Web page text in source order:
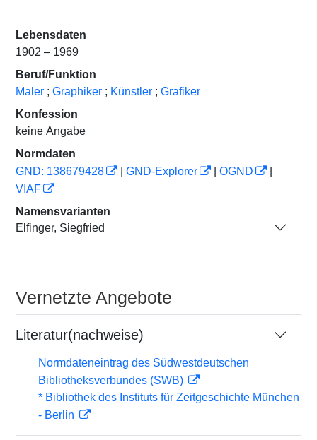
Lebensdaten
1902 – 1969
Beruf/Funktion
Maler ; Graphiker ; Künstler ; Grafiker
Konfession
keine Angabe
Normdaten
GND: 138679428
GND-Explorer OGND
VIAF
Namensvarianten
Elfinger, Siegfried
Vernetzte Angebote
Literatur(nachweise)
Normdateneintrag des Südwestdeutschen
Bibliotheksverbundes (SWB)
* Bibliothek des Instituts für Zeitgeschichte München
- Berlin